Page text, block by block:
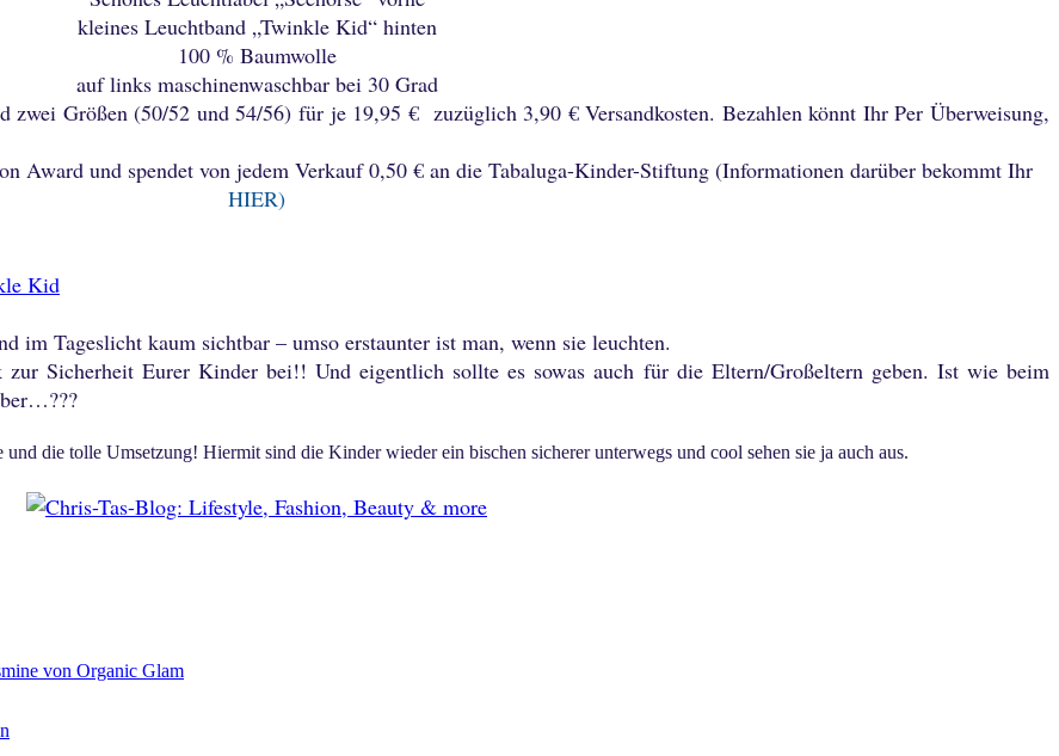
kleines Leuchtband „Twinkle Kid“ hinten
100 % Baumwolle
auf links maschinenwaschbar bei 30 Grad
Größen (50/52 und 54/56) für je 19,95 € zuzüglich 3,90 € Versandkosten. Bezahlen könnt Ihr Per Überweisung,
Award und spendet von jedem Verkauf 0,50 € an die Tabaluga-Kinder-Stiftung (Informationen darüber bekommt Ihr
HIER)
im Tageslicht kaum sichtbar – umso erstaunter ist man, wenn sie leuchten.
Sicherheit Eurer Kinder bei!! Und eigentlich sollte es sowas auch für die Eltern/Großeltern geben. Ist wie beim
und die tolle Umsetzung! Hiermit sind die Kinder wieder ein bischen sicherer unterwegs und cool sehen sie ja auch aus.
von Organic Glam